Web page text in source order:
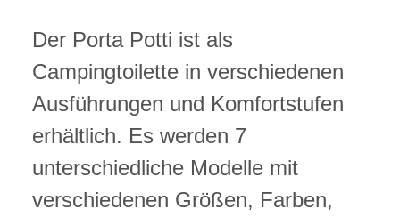
Der Porta Potti ist als
Campingtoilette in verschiedenen
Ausführungen und Komfortstufen
erhältlich. Es werden 7
unterschiedliche Modelle mit
verschiedenen Größen, Farben,